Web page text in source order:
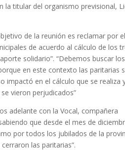
la titular del organismo previsional,
de la reunión es reclamar por el
de acuerdo al cálculo de los
solidario”. “Debemos buscar los
en este contexto las paritarias
impactó en el cálculo que se realiza
vieron perjudicados”
adelante con la Vocal, compañera
que desde el mes de
por todos los jubilados de la
las paritarias”.